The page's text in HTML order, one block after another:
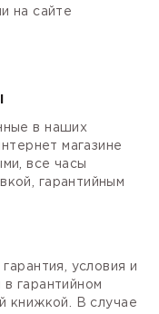
на сайте
в наших
магазине
все часы
гарантийным
условия и
гарантийном
книжкой. В случае